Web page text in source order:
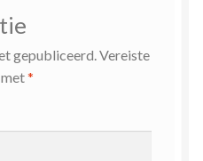
gepubliceerd.Vereiste
*